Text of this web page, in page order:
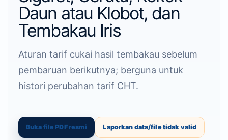
Daun atau Klobot, dan
Tembakau Iris
Aturan tarif cukai hasil tembakau sebelum
pembaruan berikutnya; berguna untuk
histori perubahan tarif CHT.
Buka file PDF resmi Laporkan data/file tidak valid